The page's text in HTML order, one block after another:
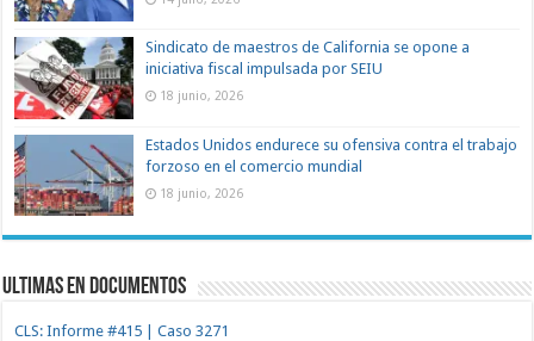
Sindicato de maestros de California se opone a
iniciativa fiscal impulsada por SEIU
18 junio, 2026
Estados Unidos endurece su ofensiva contra el trabajo
forzoso en el comercio mundial
18 junio, 2026
Ultimas en documentos
CLS: Informe #415 | Caso 3271